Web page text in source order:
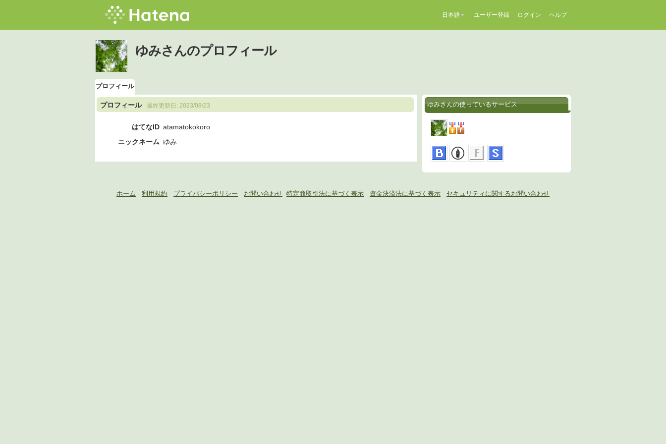
日本語 ユーザー登録 ログイン ヘルプ
ゆみさんのプロフィール
プロフィール
プロフィール 最終更新日: 2023/08/23
はてなID atamatokokoro
ニックネーム ゆみ
ゆみさんの使っているサービス
ホーム - 利用規約 - プライバシーポリシー - お問い合わせ- 特定商取引法に基づく表示 - 資金決済法に基づく表示 - セキュリティに関するお問い合わせ